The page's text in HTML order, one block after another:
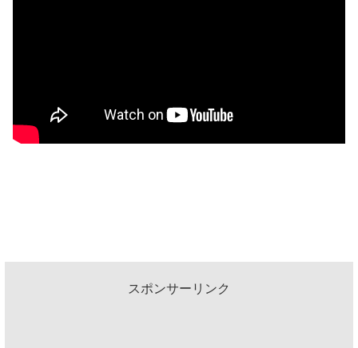
スポンサーリンク